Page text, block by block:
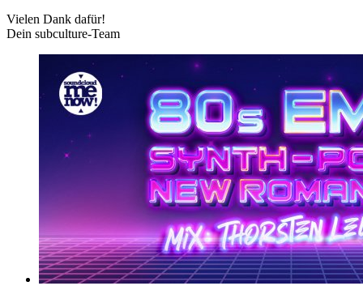
Vielen Dank dafür!
Dein subculture-Team